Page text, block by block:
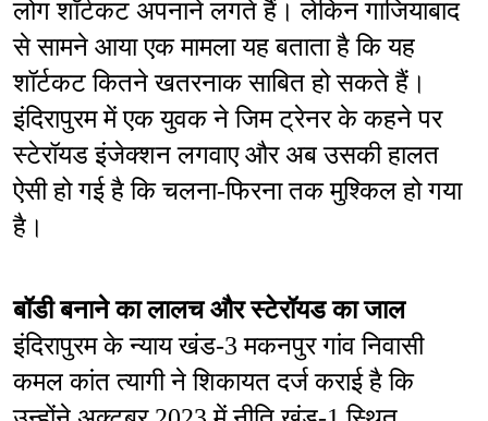
लोग शॉर्टकट अपनाने लगते हैं। लेकिन गाजियाबाद
से सामने आया एक मामला यह बताता है कि यह
शॉर्टकट कितने खतरनाक साबित हो सकते हैं।
इंदिरापुरम में एक युवक ने जिम ट्रेनर के कहने पर
स्टेरॉयड इंजेक्शन लगवाए और अब उसकी हालत
ऐसी हो गई है कि चलना-फिरना तक मुश्किल हो गया
है।
बॉडी बनाने का लालच और स्टेरॉयड का जाल
इंदिरापुरम के न्याय खंड-3 मकनपुर गांव निवासी
कमल कांत त्यागी ने शिकायत दर्ज कराई है कि